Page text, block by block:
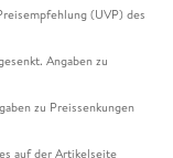
(UVP) des
Angaben zu
zu Preissenkungen
auf der Artikelseite